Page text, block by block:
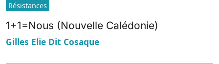
Résistances
1+1=Nous (Nouvelle Calédonie)
Gilles Elie Dit Cosaque